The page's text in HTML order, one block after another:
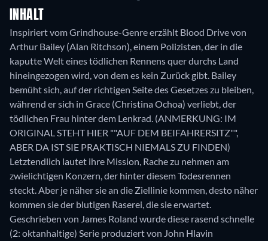
INHALT
Inspiriert vom Grindhouse-Genre erzählt Blood Drive von
Arthur Bailey (Alan Ritchson), einem Polizisten, der in die
kaputte Welt eines tödlichen Rennens quer durchs Land
hineingezogen wird, von dem es kein Zurück gibt. Bailey
bemüht sich, auf der richtigen Seite des Gesetzes zu bleiben,
während er sich in Grace (Christina Ochoa) verliebt, der
tödlichen Frau hinter dem Lenkrad. (ANMERKUNG: IM
ORIGINAL STEHT HIER ""AUF DEM BEIFAHRERSITZ"",
ABER DA IST SIE PRAKTISCH NIEMALS ZU FINDEN)
Letztendlich lautet ihre Mission, Rache zu nehmen am
zwielichtigen Konzern, der hinter diesem Todesrennen
steckt. Aber je näher sie an die Ziellinie kommen, desto näher
kommen sie der blutigen Raserei, die sie erwartet.
Geschrieben von James Roland wurde diese rasend schnelle
(2: oktanhaltige) Serie produziert von John Hlavin